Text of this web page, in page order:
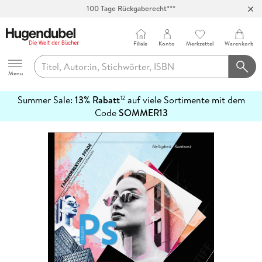
100 Tage Rückgaberecht***
Hugendubel
Menu
Filiale Konto Merkzettel Warenkorb
Summer Sale: 13% Rabatt12auf viele Sortimente mit dem
CodeSOMMER13
erfahren